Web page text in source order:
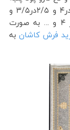
پلی استر هست و درسایزهای ۲در۳ و ۳در۴ و ۲/۵در۳/۵ و
سایر سایزها همچون کناره ۱ در ۳ و ۱ در ۴ و … به صورت
فرش کاشان به